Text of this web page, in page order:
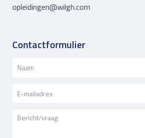
opleidingen@wilgh.com
Contactformulier